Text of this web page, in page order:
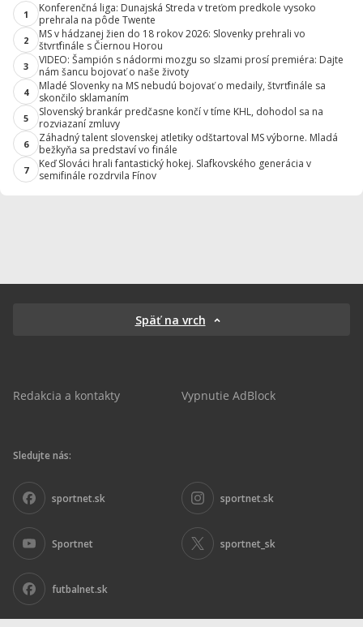
1
Konferenčná liga: Dunajská Streda v treťom predkole vysoko
prehrala na pôde Twente
2
MS v hádzanej žien do 18 rokov 2026: Slovenky prehrali vo
štvrťfinále s Čiernou Horou
3
VIDEO: Šampión s nádormi mozgu so slzami prosí premiéra: Dajte
nám šancu bojovať o naše životy
4
Mladé Slovenky na MS nebudú bojovať o medaily, štvrťfinále sa
skončilo sklamaním
5
Slovenský brankár predčasne končí v tíme KHL, dohodol sa na
rozviazaní zmluvy
6
Záhadný talent slovenskej atletiky odštartoval MS výborne. Mladá
bežkyňa sa predstaví vo finále
7
Keď Slováci hrali fantastický hokej. Slafkovského generácia v
semifinále rozdrvila Fínov
Späť na vrch
Redakcia a kontakty Vypnutie AdBlock
Sledujte nás:
sportnet.sk sportnet.sk
Sportnet sportnet_sk
futbalnet.sk